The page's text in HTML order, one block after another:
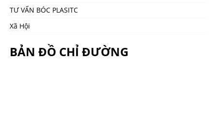
TƯ VẤN BÓC PLASITC
Xã Hội
BẢN ĐỒ CHỈ ĐƯỜNG